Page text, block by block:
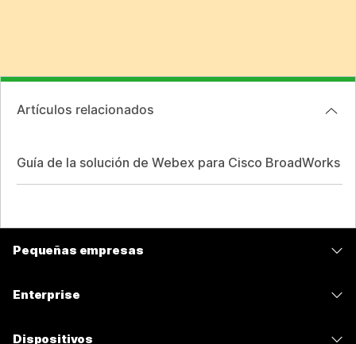
Artículos relacionados
Guía de la solución de Webex para Cisco BroadWorks
Pequeñas empresas
Enterprise
Dispositivos